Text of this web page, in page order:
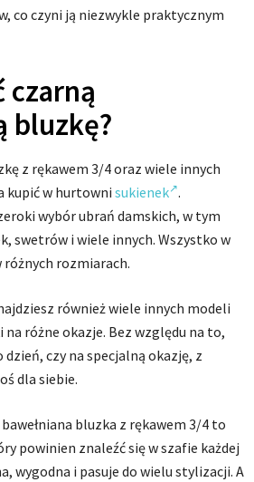
co czyni ją niezwykle praktycznym
czarną
bluzkę?
z rękawem 3/4 oraz wiele innych
kupić w hurtowni sukienek .
wybór ubrań damskich, w tym
swetrów i wiele innych. Wszystko w
różnych rozmiarach.
również wiele innych modeli
różne okazje. Bez względu na to,
dzień, czy na specjalną okazję, z
dla siebie.
bluzka z rękawem 3/4 to
powinien znaleźć się w szafie każdej
wygodna i pasuje do wielu stylizacji. A